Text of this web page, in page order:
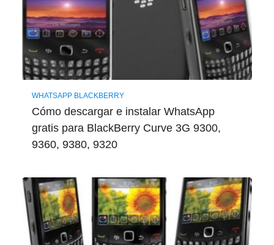
WHATSAPP BLACKBERRY
Cómo descargar e instalar WhatsApp
gratis para BlackBerry Curve 3G 9300,
9360, 9380, 9320